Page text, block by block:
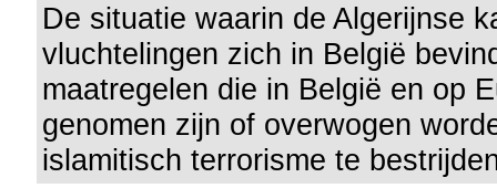
De situatie waarin de Algerijnse
vluchtelingen zich in België
maatregelen die in België en op
genomen zijn of overwogen
islamitisch terrorisme te